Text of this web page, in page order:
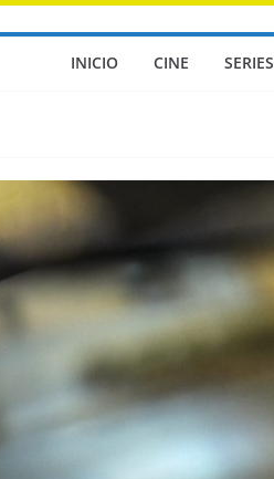
INICIO CINE SERIES